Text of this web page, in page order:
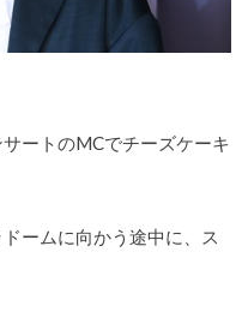
ートのMCでチーズケーキ
ームに向かう途中に、ス